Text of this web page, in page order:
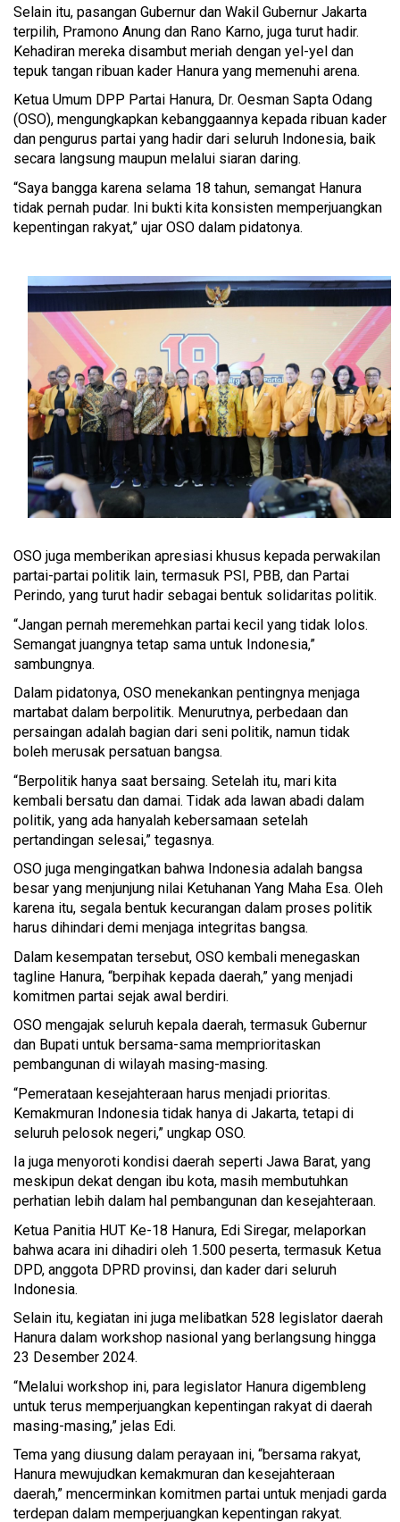
Selain itu, pasangan Gubernur dan Wakil Gubernur Jakarta
terpilih, Pramono Anung dan Rano Karno, juga turut hadir.
Kehadiran mereka disambut meriah dengan yel-yel dan
tepuk tangan ribuan kader Hanura yang memenuhi arena.
Ketua Umum DPP Partai Hanura, Dr. Oesman Sapta Odang
(OSO), mengungkapkan kebanggaannya kepada ribuan kader
dan pengurus partai yang hadir dari seluruh Indonesia, baik
secara langsung maupun melalui siaran daring.
“Saya bangga karena selama 18 tahun, semangat Hanura
tidak pernah pudar. Ini bukti kita konsisten memperjuangkan
kepentingan rakyat,” ujar OSO dalam pidatonya.
OSO juga memberikan apresiasi khusus kepada perwakilan
partai-partai politik lain, termasuk PSI, PBB, dan Partai
Perindo, yang turut hadir sebagai bentuk solidaritas politik.
“Jangan pernah meremehkan partai kecil yang tidak lolos.
Semangat juangnya tetap sama untuk Indonesia,”
sambungnya.
Dalam pidatonya, OSO menekankan pentingnya menjaga
martabat dalam berpolitik. Menurutnya, perbedaan dan
persaingan adalah bagian dari seni politik, namun tidak
boleh merusak persatuan bangsa.
“Berpolitik hanya saat bersaing. Setelah itu, mari kita
kembali bersatu dan damai. Tidak ada lawan abadi dalam
politik, yang ada hanyalah kebersamaan setelah
pertandingan selesai,” tegasnya.
OSO juga mengingatkan bahwa Indonesia adalah bangsa
besar yang menjunjung nilai Ketuhanan Yang Maha Esa. Oleh
karena itu, segala bentuk kecurangan dalam proses politik
harus dihindari demi menjaga integritas bangsa.
Dalam kesempatan tersebut, OSO kembali menegaskan
tagline Hanura, “berpihak kepada daerah,” yang menjadi
komitmen partai sejak awal berdiri.
OSO mengajak seluruh kepala daerah, termasuk Gubernur
dan Bupati untuk bersama-sama memprioritaskan
pembangunan di wilayah masing-masing.
“Pemerataan kesejahteraan harus menjadi prioritas.
Kemakmuran Indonesia tidak hanya di Jakarta, tetapi di
seluruh pelosok negeri,” ungkap OSO.
Ia juga menyoroti kondisi daerah seperti Jawa Barat, yang
meskipun dekat dengan ibu kota, masih membutuhkan
perhatian lebih dalam hal pembangunan dan kesejahteraan.
Ketua Panitia HUT Ke-18 Hanura, Edi Siregar, melaporkan
bahwa acara ini dihadiri oleh 1.500 peserta, termasuk Ketua
DPD, anggota DPRD provinsi, dan kader dari seluruh
Indonesia.
Selain itu, kegiatan ini juga melibatkan 528 legislator daerah
Hanura dalam workshop nasional yang berlangsung hingga
23 Desember 2024.
“Melalui workshop ini, para legislator Hanura digembleng
untuk terus memperjuangkan kepentingan rakyat di daerah
masing-masing,” jelas Edi.
Tema yang diusung dalam perayaan ini, “bersama rakyat,
Hanura mewujudkan kemakmuran dan kesejahteraan
daerah,” mencerminkan komitmen partai untuk menjadi garda
terdepan dalam memperjuangkan kepentingan rakyat.